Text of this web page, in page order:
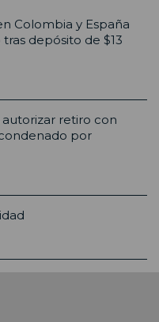
Colombia y España
depósito de $13
retiro con
por